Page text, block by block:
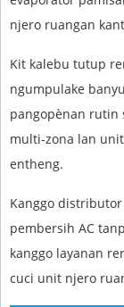
njero ruangan
Kit kalebu tutup
ngumpulake
pangopènan rutin
multi-zona lan
entheng.
Kanggo distributor
pembersih AC
kanggo layanan
cuci unit njero